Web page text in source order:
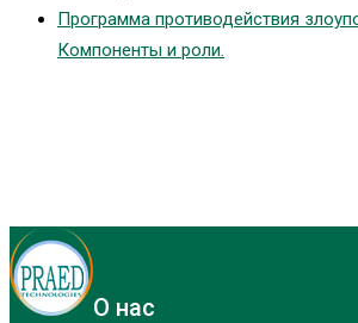
Программа противодействия
Компоненты и роли.
О нас